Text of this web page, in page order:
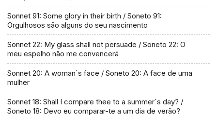
Sonnet 91: Some glory in their birth / Soneto 91:
Orgulhosos são alguns do seu nascimento
Sonnet 22: My glass shall not persuade / Soneto 22: O
meu espelho não me convencerá
Sonnet 20: A woman`s face / Soneto 20: A face de uma
mulher
Sonnet 18: Shall I compare thee to a summer`s day? /
Soneto 18: Devo eu comparar-te a um dia de verão?